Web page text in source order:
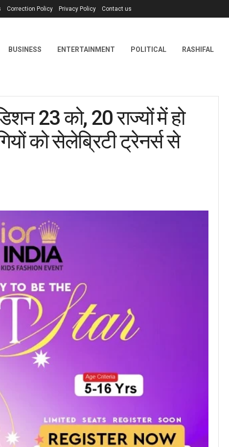
Correction Policy Privacy Policy Contact us
BUSINESS ENTERTAINMENT POLITICAL RASHIFAL
23 को, 20 राज्यों में हो
को सेलेब्रिटी ट्रेनर्स से